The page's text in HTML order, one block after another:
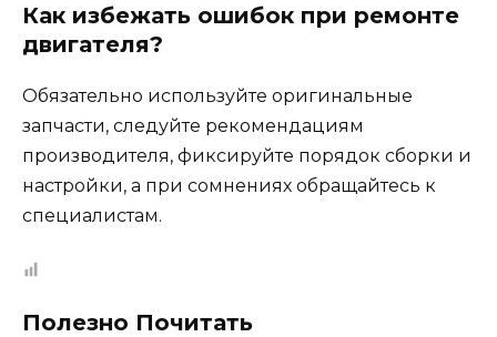
Как избежать ошибок при ремонте
двигателя?
Обязательно используйте оригинальные
запчасти, следуйте рекомендациям
производителя, фиксируйте порядок сборки и
настройки, а при сомнениях обращайтесь к
специалистам.
Полезно Почитать